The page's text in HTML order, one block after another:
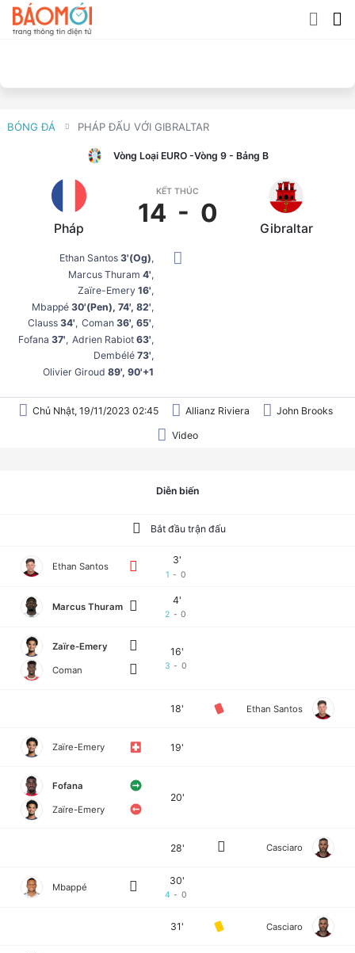
BÓNG ĐÁ PHÁP ĐẤU VỚI GIBRALTAR
Vòng Loại EURO -Vòng 9 - Bảng B
Pháp
KẾT THÚC
14 - 0
Gibraltar
Ethan Santos3'(og)
Marcus Thuram4'
Zaïre-Emery16'
Mbappé30'(pen), 74', 82'
Clauss34' Coman36', 65'
Fofana37' Adrien Rabiot63'
Dembélé73'
Olivier Giroud89', 90'+1
Chủ Nhật, 19/11/2023 02:45 Allianz Riviera John Brooks
Video
Diễn biến
Bắt đầu trận đấu
Ethan Santos
3'
1- 0
Marcus Thuram
4'
2 -0
Zaïre-Emery
Coman
16'
3- 0
18' Ethan Santos
Zaïre-Emery 19'
Fofana
Zaïre-Emery
20'
28' Casciaro
Mbappé
30'
4- 0
31' Casciaro